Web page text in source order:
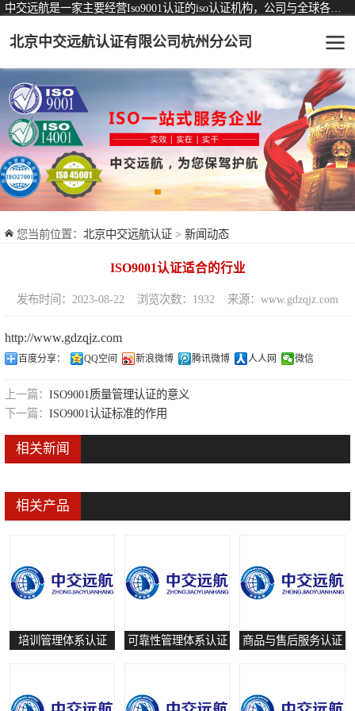
北京中交远航认证有限公司杭州分公司
您当前位置： 北京中交远航认证 > 新闻动态
ISO9001认证适合的行业
发布时间：2023-08-22 浏览次数：1932 来源：www.gdzqjz.com
http://www.gdzqjz.com
百度分享： QQ空间 新浪微博 腾讯微博 人人网 微信
上一篇： ISO9001质量管理认证的意义
下一篇： ISO9001认证标准的作用
相关新闻
相关产品
培训管理体系认证 可靠性管理体系认证 商品与售后服务认证
认证服务 可从事认证业务一览表
ISO9001质量管理体系认证
ISO14001环境管理体系认证
ISO45001职业健康安全管理体系认证
交通运输服务认证
ISO27001信息安全管理体系认证